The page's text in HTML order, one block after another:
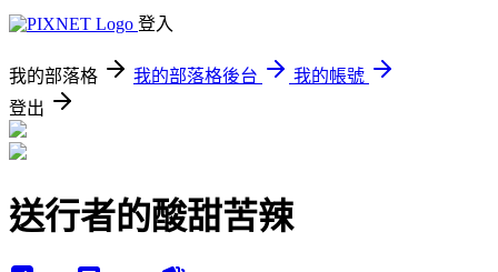
登入
我的部落格 我的部落格後台
我的帳號
登出
送行者的酸甜苦辣